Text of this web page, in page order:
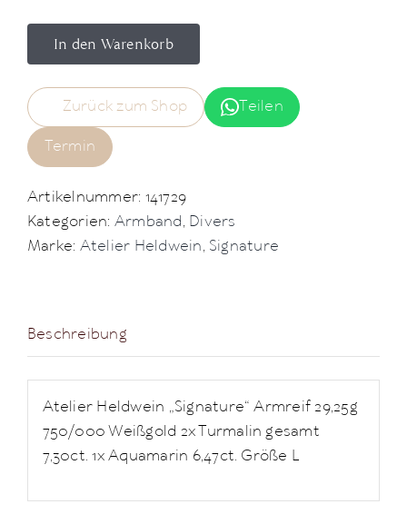
In den Warenkorb
Zurück zum Shop
Teilen
Termin
Artikelnummer: 141729
Kategorien: Armband, Divers
Marke: Atelier Heldwein, Signature
Beschreibung
Atelier Heldwein „Signature“ Armreif 29,25g
750/000 Weißgold 2x Turmalin gesamt
7,30ct. 1x Aquamarin 6,47ct. Größe L